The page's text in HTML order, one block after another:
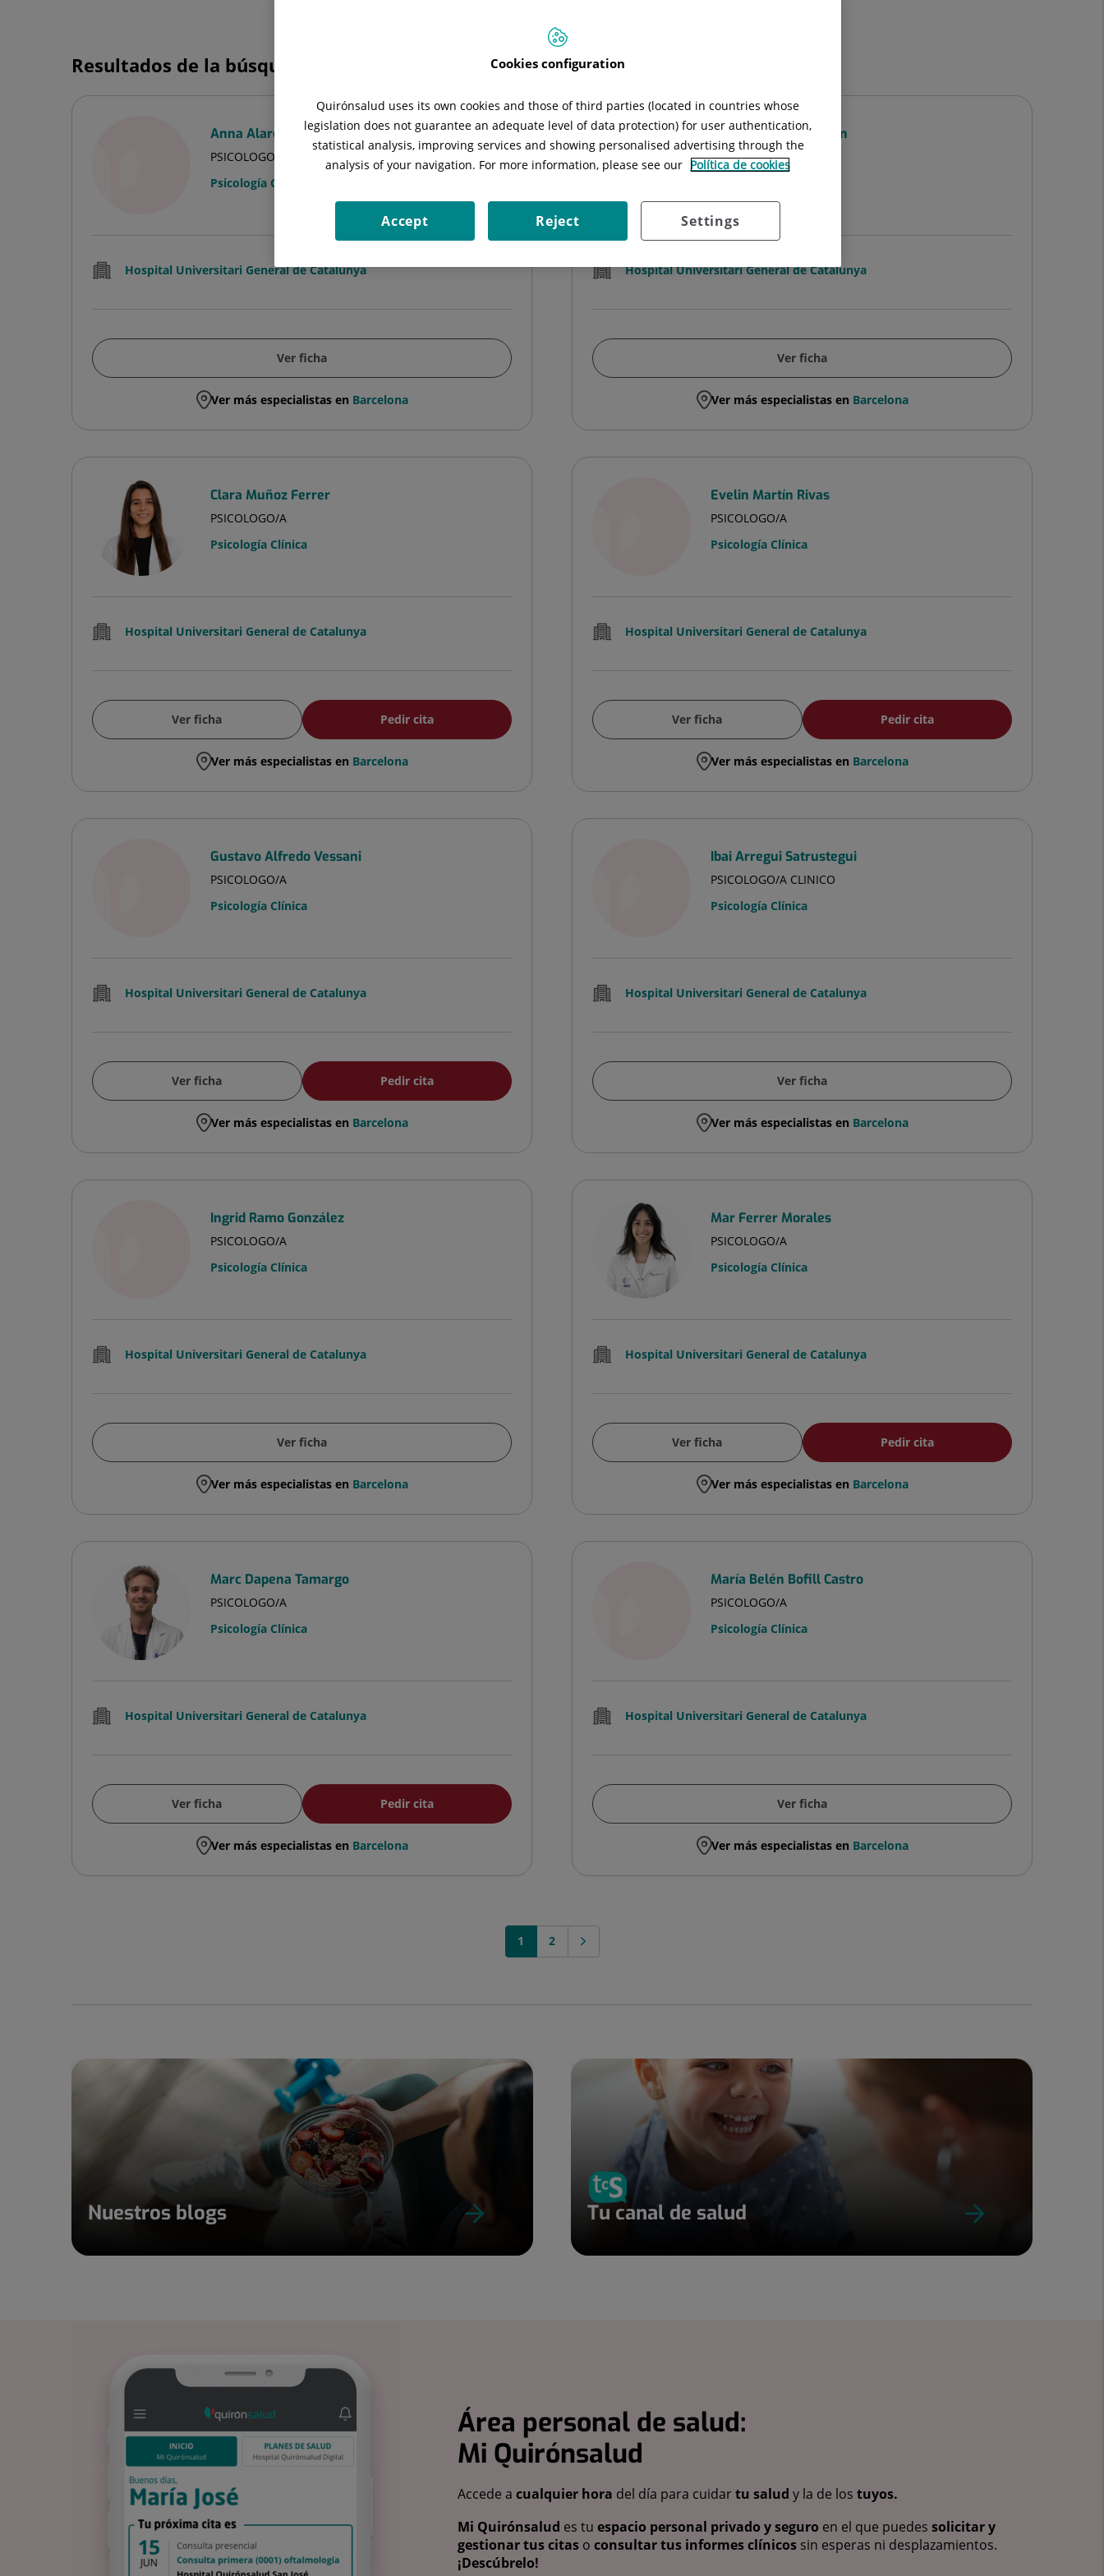
Resultados de la búsqueda
Anna Alarcón Bonet
PSICOLOGO/A
Psicología Clínica
Hospital Universitari General de Catalunya
Ver ficha
Ver más especialistas en Barcelona
Carla Lagunilla Martín
PSICOLOGO/A
Hospital Universitari General de Catalunya
Ver ficha
Ver más especialistas en Barcelona
Clara Muñoz Ferrer
PSICOLOGO/A
Psicología Clínica
Hospital Universitari General de Catalunya
Ver ficha Pedir cita
Ver más especialistas en Barcelona
Evelin Martín Rivas
PSICOLOGO/A
Psicología Clínica
Hospital Universitari General de Catalunya
Ver ficha Pedir cita
Ver más especialistas en Barcelona
Gustavo Alfredo Vessani
PSICOLOGO/A
Psicología Clínica
Hospital Universitari General de Catalunya
Ver ficha Pedir cita
Ver más especialistas en Barcelona
Ibai Arregui Satrustegui
PSICOLOGO/A CLINICO
Psicología Clínica
Hospital Universitari General de Catalunya
Ver ficha
Ver más especialistas en Barcelona
Ingrid Ramo González
PSICOLOGO/A
Psicología Clínica
Hospital Universitari General de Catalunya
Ver ficha
Ver más especialistas en Barcelona
Mar Ferrer Morales
PSICOLOGO/A
Psicología Clínica
Hospital Universitari General de Catalunya
Ver ficha Pedir cita
Ver más especialistas en Barcelona
Marc Dapena Tamargo
PSICOLOGO/A
Psicología Clínica
Hospital Universitari General de Catalunya
Ver ficha Pedir cita
Ver más especialistas en Barcelona
María Belén Bofill Castro
PSICOLOGO/A
Psicología Clínica
Hospital Universitari General de Catalunya
Ver ficha
Ver más especialistas en Barcelona
1 2
Nuestros blogs Tu canal de salud
Área personal de salud:
Mi Quirónsalud
Accede a cualquier hora del día para cuidartu salud y la de los tuyos.
Mi Quirónsalud es tu espacio personal privado y seguro en el que puedes solicitar y
gestionar tus citas o consultar tus informes clínicos sin esperas ni desplazamientos.
¡Descúbrelo!
Cookies configuration
Quirónsalud uses its own cookies and those of third parties (located in countries whose
legislation does not guarantee an adequate level of data protection) for user authentication,
statistical analysis, improving services and showing personalised advertising through the
analysis of your navigation. For more information, please see our Política de cookies
Settings
Reject
Accept